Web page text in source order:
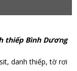
thiếp Bình Dương
danh thiếp, tờ rơi